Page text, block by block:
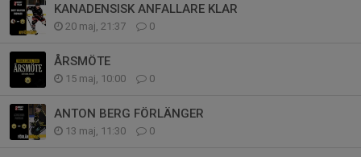
KANADENSISK ANFALLARE KLAR
20 maj, 21:37 0
ÅRSMÖTE
15 maj, 10:00 0
ANTON BERG FÖRLÄNGER
13 maj, 11:30 0